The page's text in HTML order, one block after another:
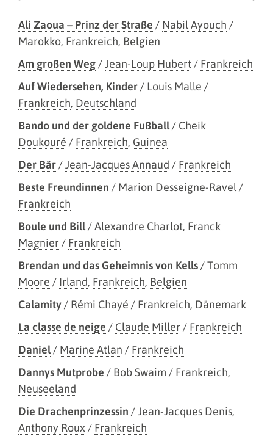
Ali Zaoua – Prinz der Straße / Nabil Ayouch /
Marokko, Frankreich, Belgien
Am großen Weg/Jean-Loup Hubert/ Frankreich
Auf Wiedersehen, Kinder/ Louis Malle /
Frankreich, Deutschland
Bando und der goldene Fußball/ Cheik
Doukouré / Frankreich, Guinea
Der Bär/Jean-Jacques Annaud / Frankreich
Beste Freundinnen / Marion Desseigne-Ravel/
Frankreich
Boule und Bill/Alexandre Charlot, Franck
Magnier / Frankreich
Brendan und das Geheimnis von Kells/Tomm
Moore / Irland, Frankreich, Belgien
Calamity/ Rémi Chayé / Frankreich, Dänemark
La classe de neige / Claude Miller / Frankreich
Daniel/ Marine Atlan / Frankreich
Dannys Mutprobe / Bob Swaim / Frankreich,
Neuseeland
Die Drachenprinzessin /Jean-Jacques Denis,
Anthony Roux / Frankreich